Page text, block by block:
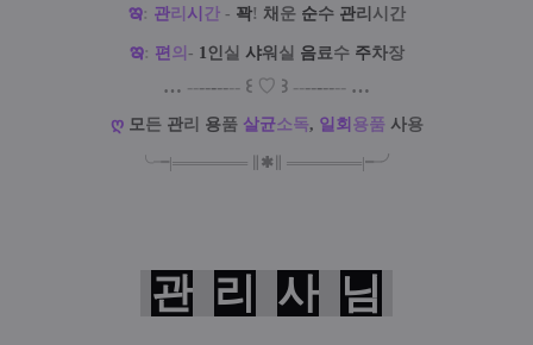
ఇ: 관리 시 간 - 꽉! 채 운 순수 관리 시간
ఇ: 편 의 - 1인실 샤워 실 음료수 주차장
… --------- ꒰ ♡ ꒱ --------- …
ღ 모든 관리 용품 살균소독, 일 회 용품 사용
╰╼|═══════ ✱ ═══════|╾╯
관 리 사 님